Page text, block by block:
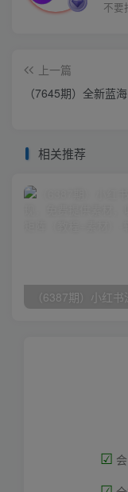
不要
上一篇
（7645期）全新蓝
相关推荐
☑